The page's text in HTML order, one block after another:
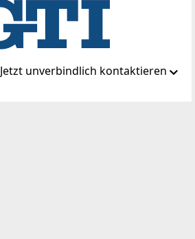
Jetzt unverbindlich kontaktieren